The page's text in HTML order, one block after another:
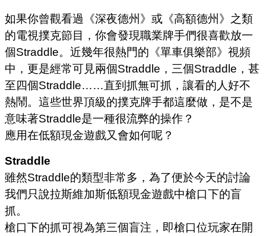
如果你曾觀看過《深夜德州》或《高額德州》之類
的電視撲克節目，你會發現職業牌手們很喜歡放一
個Straddle。近幾年很熱門的《單車俱樂部》視頻
中，更是經常可見兩個Straddle，三個Straddle，甚
至四個Straddle……直到抓無可抓，讓看的人好不
熱鬧。這些世界頂級的撲克牌手都這麼做，是不是
意味著Straddle是一種很流弊的操作？
應用在低額現金遊戲又會如何呢？
Straddle
雖然Straddle的類型非常多，為了便於今天的討論
我們只說拉斯維加斯低額現金遊戲中槍口下的盲
抓。
槍口下的抓可視為第三個盲注，即槍口位玩家在開